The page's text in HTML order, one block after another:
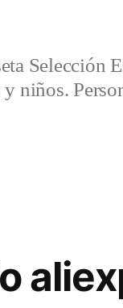
Selección
niños.